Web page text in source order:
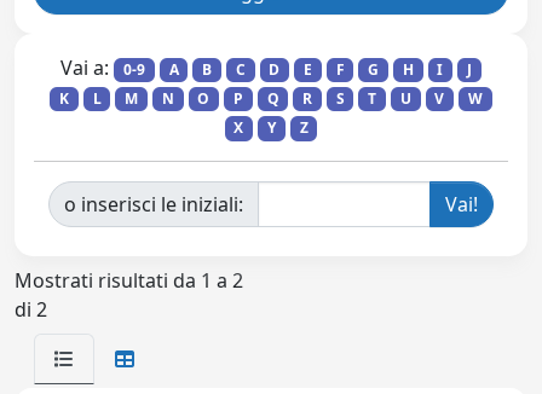
Vai a: 0-9 A B C D E F G H I
J
K
L M N O P Q R S T U V
W
X
Y Z
o inserisci le iniziali:
Mostrati risultati da 1 a 2
di 2